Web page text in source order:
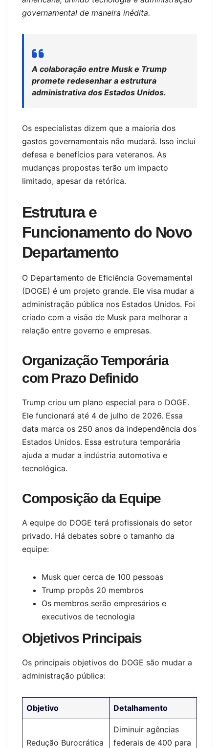
governamental de maneira inédita.
A colaboração entre Musk e Trump
promete redesenhar a estrutura
administrativa dos Estados Unidos.
Os especialistas dizem que a maioria dos
gastos governamentais não mudará. Isso inclui
defesa e benefícios para veteranos. As
mudanças propostas terão um impacto
limitado, apesar da retórica.
Estrutura e
Funcionamento do Novo
Departamento
O Departamento de Eficiência Governamental
(DOGE) é um projeto grande. Ele visa mudar a
administração pública nos Estados Unidos. Foi
criado com a visão de Musk para melhorar a
relação entre governo e empresas.
Organização Temporária
com Prazo Definido
Trump criou um plano especial para o DOGE.
Ele funcionará até 4 de julho de 2026. Essa
data marca os 250 anos da independência dos
Estados Unidos. Essa estrutura temporária
ajuda a mudar a indústria automotiva e
tecnológica.
Composição da Equipe
A equipe do DOGE terá profissionais do setor
privado. Há debates sobre o tamanho da
equipe:
Musk quer cerca de 100 pessoas
Trump propôs 20 membros
Os membros serão empresários e
executivos de tecnologia
Objetivos Principais
Os principais objetivos do DOGE são mudar a
administração pública:
Objetivo Detalhamento
Redução Burocrática
Diminuir agências
federais de 400 para